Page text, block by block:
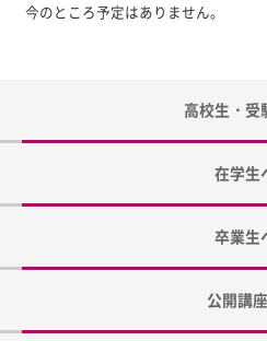
高校生・受
在学生
卒業生
公開講
今のところ予定はありません。